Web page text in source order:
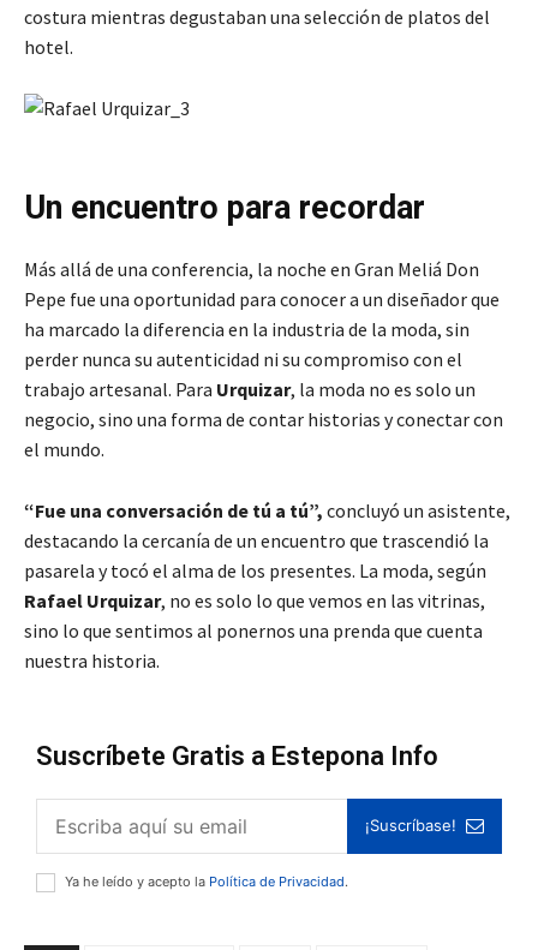
costura mientras degustaban una selección de platos del
hotel.
Un encuentro para recordar
Más allá de una conferencia, la noche en Gran Meliá Don
Pepe fue una oportunidad para conocer a un diseñador que
ha marcado la diferencia en la industria de la moda, sin
perder nunca su autenticidad ni su compromiso con el
trabajo artesanal. Para Urquizar, la moda no es solo un
negocio, sino una forma de contar historias y conectar con
el mundo.
“Fue una conversación de tú a tú”, concluyó un asistente,
destacando la cercanía de un encuentro que trascendió la
pasarela y tocó el alma de los presentes. La moda, según
Rafael Urquizar, no es solo lo que vemos en las vitrinas,
sino lo que sentimos al ponernos una prenda que cuenta
nuestra historia.
Suscríbete Gratis a Estepona Info
¡Suscríbase!
Ya he leído y acepto la Política de Privacidad.